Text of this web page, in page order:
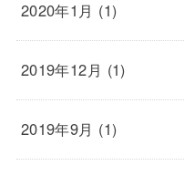
2020年1月 (1)
2019年12月 (1)
2019年9月 (1)